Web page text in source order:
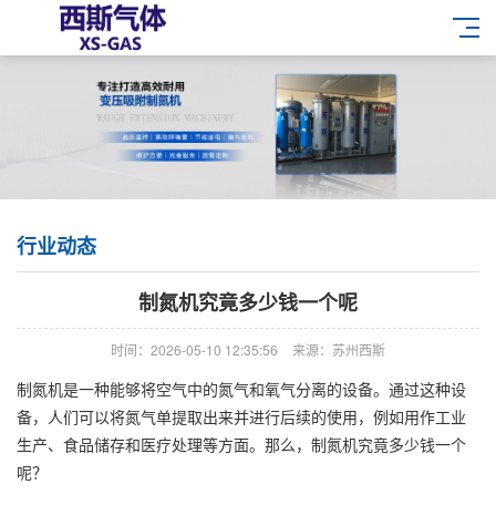
行业动态
制氮机究竟多少钱一个呢
时间：2026-05-10 12:35:56 来源：苏州西斯
制氮机是一种能够将空气中的氮气和氧气分离的设备。通过这种设
备，人们可以将氮气单提取出来并进行后续的使用，例如用作工业
生产、食品储存和医疗处理等方面。那么，制氮机究竟多少钱一个
呢？